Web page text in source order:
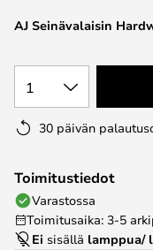
gallery
AJ Seinävalaisin
1
30 päivän
Toimitustiedot
Varastossa
Toimitusaika: 3-5
Ei sisällä lamppua/